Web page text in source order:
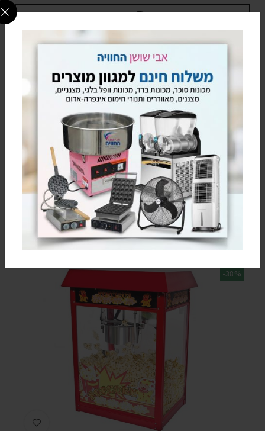
מעדיפים בטלפון? חייגו עכשיו
0795805813
חזרו אלי בקשר למוצר זה
השאירו פרטים ונציגינו יחזרו אליכם בהקדם
מוצרים קשורים
-38%